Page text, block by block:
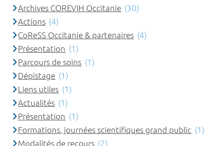
Archives COREVIH Occitanie (30)
Actions (4)
CoReSS Occitanie & partenaires (4)
Présentation (1)
Parcours de soins (1)
Dépistage (1)
Liens utiles (1)
Actualités (1)
Présentation (1)
Formations, journées scientifiques grand public (1)
Modalités de recours (2)